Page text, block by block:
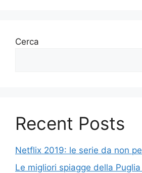
Cerca
Recent Posts
Netflix 2019: le serie da non
Le migliori spiagge della